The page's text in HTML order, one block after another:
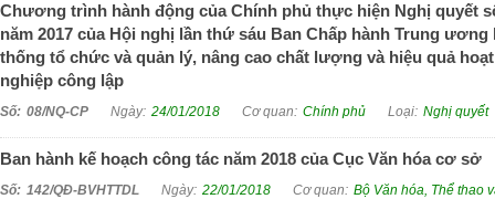
Chương trình hành động của Chính phủ thực hiện Nghị quyết
năm 2017 của Hội nghị lần thứ sáu Ban Chấp hành Trung
thống tổ chức và quản lý, nâng cao chất lượng và hiệu quả
nghiệp công lập
08/NQ-CP 24/01/2018 Chính phủ Nghị quyết
Ban hành kế hoạch công tác năm 2018 của Cục Văn hóa cơ sở
142/QĐ-BVHTTDL 22/01/2018 Bộ Văn hóa, Thể thao